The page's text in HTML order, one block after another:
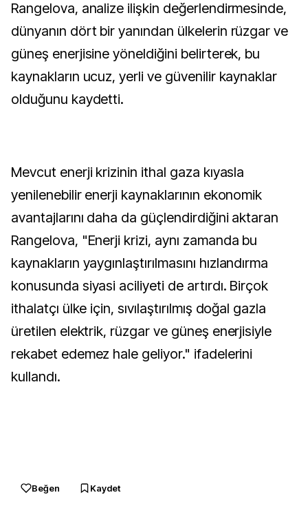
Rangelova, analize ilişkin değerlendirmesinde,
dünyanın dört bir yanından ülkelerin rüzgar ve
güneş enerjisine yöneldiğini belirterek, bu
kaynakların ucuz, yerli ve güvenilir kaynaklar
olduğunu kaydetti.
Mevcut enerji krizinin ithal gaza kıyasla
yenilenebilir enerji kaynaklarının ekonomik
avantajlarını daha da güçlendirdiğini aktaran
Rangelova, "Enerji krizi, aynı zamanda bu
kaynakların yaygınlaştırılmasını hızlandırma
konusunda siyasi aciliyeti de artırdı. Birçok
ithalatçı ülke için, sıvılaştırılmış doğal gazla
üretilen elektrik, rüzgar ve güneş enerjisiyle
rekabet edemez hale geliyor." ifadelerini
kullandı.
Beğen Kaydet